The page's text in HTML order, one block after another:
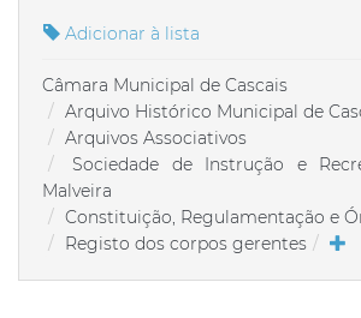
Adicionar à lista
Câmara Municipal de Cascais
Arquivo Histórico Municipal de
Arquivos Associativos
Sociedade de Instrução e
Malveira
Constituição, Regulamentação e
Registo dos corpos gerentes